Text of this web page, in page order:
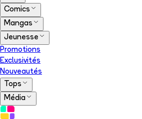
Comics
Mangas
Jeunesse
Promotions
Exclusivités
Nouveautés
Tops
Média